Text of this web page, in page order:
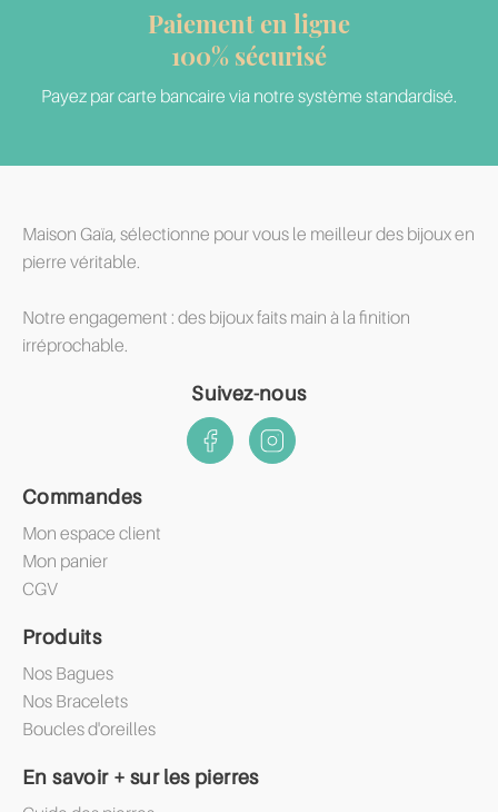
Paiement en ligne
100% sécurisé
Payez par carte bancaire via notre système standardisé.
Maison Gaïa, sélectionne pour vous le meilleur des bijoux en
pierre véritable.
Notre engagement : des bijoux faits main à la finition
irréprochable.
Commandes
Mon espace client
Mon panier
CGV
Produits
Nos Bagues
Nos Bracelets
Boucles d'oreilles
Suivez-nous
En savoir + sur les pierres